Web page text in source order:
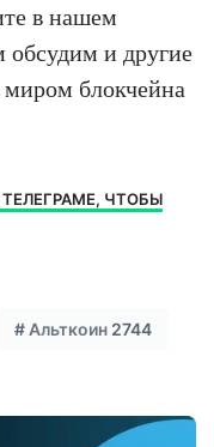
в нашем
обсудим и другие
блокчейна
ЧТОБЫ
# Альткоин 2744